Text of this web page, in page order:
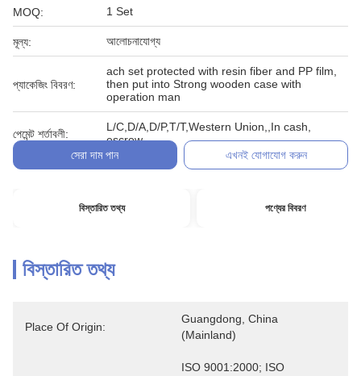
MOQ: 1 Set
মূল্য: আলোচনাযোগ্য
প্যাকেজিং বিবরণ:
ach set protected with resin fiber and PP film,
then put into Strong wooden case with
operation man
পেমেন্ট শর্তাবলী:
L/C,D/A,D/P,T/T,Western Union,,In cash,
escrow
সেরা দাম পান
এখনই যোগাযোগ করুন
বিস্তারিত তথ্য পণ্যের বিবরণ
বিস্তারিত তথ্য
Place Of Origin:
Guangdong, China
(Mainland)
ISO 9001:2000; ISO